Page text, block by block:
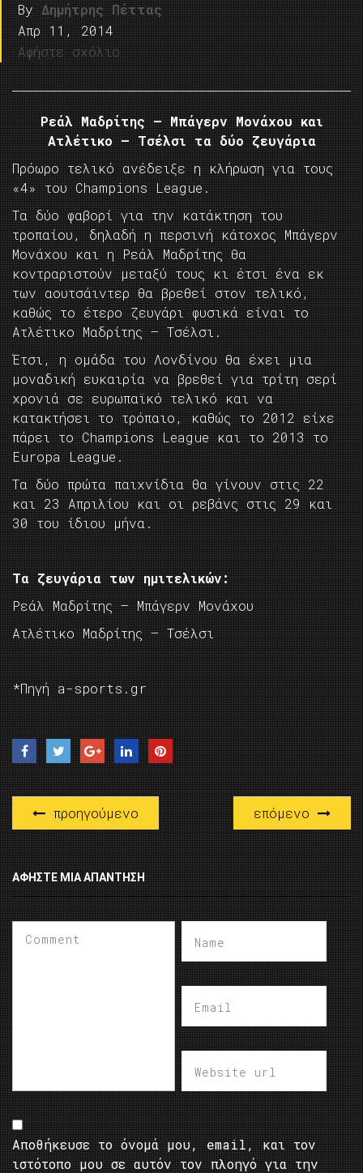
By Δημήτρης Πέττας
Απρ 11, 2014
Αφήστε σχόλιο
Ρεάλ Μαδρίτης – Μπάγερν Μονάχου και
Ατλέτικο – Τσέλσι τα δύο ζευγάρια
Πρόωρο τελικό ανέδειξε η κλήρωση για τους
«4» του Champions League.
Τα δύο φαβορί για την κατάκτηση του
τροπαίου, δηλαδή η περσινή κάτοχος Μπάγερν
Μονάχου και η Ρεάλ Μαδρίτης θα
κοντραριστούν μεταξύ τους κι έτσι ένα εκ
των αουτσάιντερ θα βρεθεί στον τελικό,
καθώς το έτερο ζευγάρι φυσικά είναι το
Ατλέτικο Μαδρίτης – Τσέλσι.
Έτσι, η ομάδα του Λονδίνου θα έχει μια
μοναδική ευκαιρία να βρεθεί για τρίτη σερί
χρονιά σε ευρωπαϊκό τελικό και να
κατακτήσει το τρόπαιο, καθώς το 2012 είχε
πάρει το Champions League και το 2013 το
Europa League.
Τα δύο πρώτα παιχνίδια θα γίνουν στις 22
και 23 Απριλίου και οι ρεβάνς στις 29 και
30 του ίδιου μήνα.
Τα ζευγάρια των ημιτελικών:
Ρεάλ Μαδρίτης – Μπάγερν Μονάχου
Ατλέτικο Μαδρίτης – Τσέλσι
*Πηγή a-sports.gr
προηγούμενο επόμενο
ΑΦΉΣΤΕ ΜΙΑ ΑΠΆΝΤΗΣΗ
Αποθήκευσε το όνομά μου, email, και τον
ιστότοπο μου σε αυτόν τον πλοηγό για την